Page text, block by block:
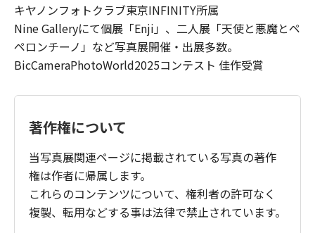
キヤノンフォトクラブ東京INFINITY所属
Nine Galleryにて個展「Enji」、二人展「天使と悪魔とペ
ペロンチーノ」など写真展開催・出展多数。
BicCameraPhotoWorld2025コンテスト 佳作受賞
著作権について
当写真展関連ページに掲載されている写真の著作
権は作者に帰属します。
これらのコンテンツについて、権利者の許可なく
複製、転用などする事は法律で禁止されています。